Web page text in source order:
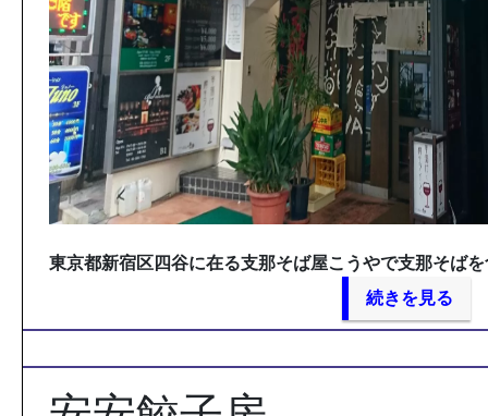
東京都新宿区四谷に在る支那そば屋こうやで支那そば
続きを見る